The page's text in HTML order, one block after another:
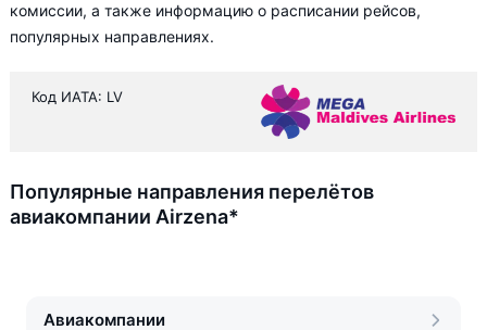
комиссии, а также информацию о расписании рейсов,
популярных направлениях.
Код ИАТА: LV
Популярные направления перелётов
авиакомпании Airzena*
Авиакомпании